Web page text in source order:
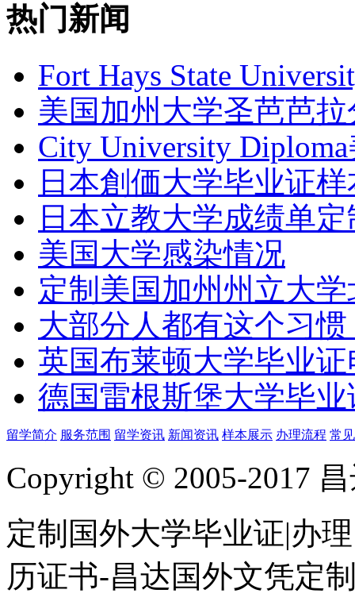
热门新闻
Fort Hays State
美国加州大学圣芭芭
City University
日本創価大学毕业证
日本立教大学成绩单
美国大学感染情况
定制美国加州州立大
大部分人都有这个习
英国布莱顿大学毕业
德国雷根斯堡大学毕
留学简介 服务范围 留学资讯 新闻资讯 样本展示 办理流程 常
Copyright © 2005-2017
定制国外大学毕业证|办
历证书-昌达国外文凭定